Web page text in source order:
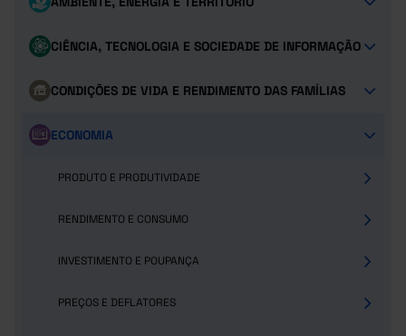
CIÊNCIA, TECNOLOGIA E SOCIEDADE DE INFORMAÇÃO
CONDIÇÕES DE VIDA E RENDIMENTO DAS FAMÍLIAS
ECONOMIA
PRODUTO E PRODUTIVIDADE
RENDIMENTO E CONSUMO
INVESTIMENTO E POUPANÇA
PREÇOS E DEFLATORES